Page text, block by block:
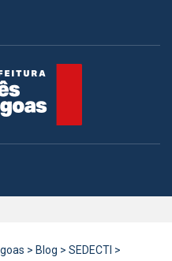
> Blog > SEDECTI >